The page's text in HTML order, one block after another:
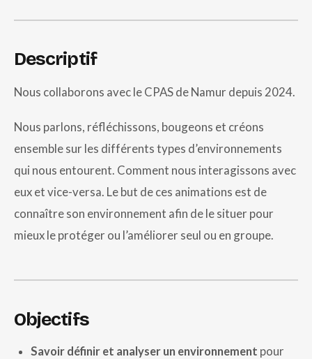
Descriptif
Nous collaborons avec le CPAS de Namur depuis 2024.
Nous parlons, réfléchissons, bougeons et créons
ensemble sur les différents types d’environnements
qui nous entourent. Comment nous interagissons avec
eux et vice-versa. Le but de ces animations est de
connaître son environnement afin de le situer pour
mieux le protéger ou l’améliorer seul ou en groupe.
Objectifs
Savoir définir et analyser un environnement pour